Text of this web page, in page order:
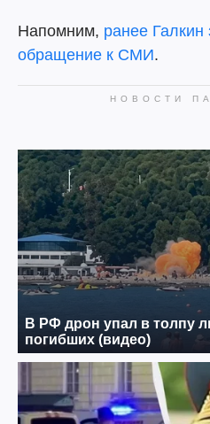
Напомним, ранее Галкин
обращение к СМИ.